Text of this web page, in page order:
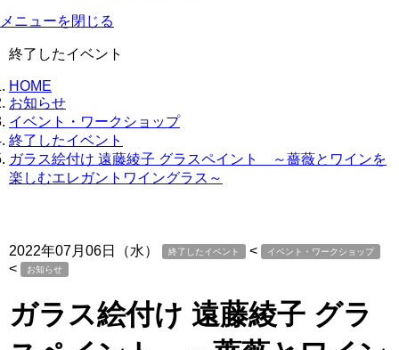
メニューを閉じる
終了したイベント
HOME
お知らせ
イベント・ワークショップ
終了したイベント
ガラス絵付け 遠藤綾子 グラスペイント ～薔薇とワインを
楽しむエレガントワイングラス～
2022年07月06日（水） 終了したイベント < イベント・ワークショップ
< お知らせ
ガラス絵付け 遠藤綾子 グラ